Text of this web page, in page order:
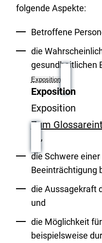
folgende Aspekte:
Betroffene
die
gesundheitlichen
Exposition
Exposition
Exposition
Zum
,
die Schwere
Beeinträchtigung
die Aussagekraft
und
die Möglichkeit
beispielsweise